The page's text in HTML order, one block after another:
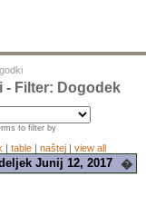
- Filter: Dogodek
to filter by
| table | naštej | view all
Junij 12, 2017 �